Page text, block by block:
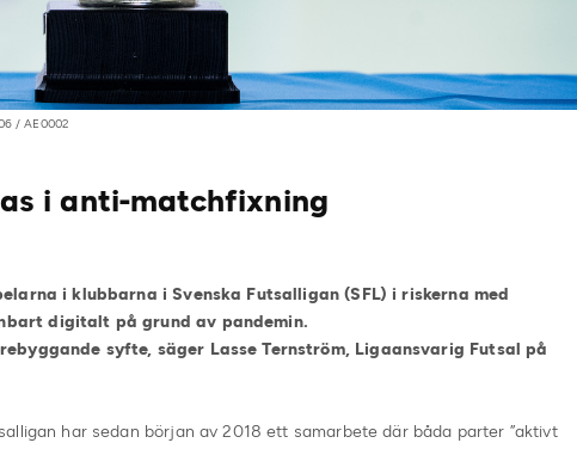
/ AE0002
i anti-matchfixning
i klubbarna i Svenska Futsalligan (SFL) i riskerna med
digitalt på grund av pandemin.
syfte, säger Lasse Ternström, Ligaansvarig Futsal på
har sedan början av 2018 ett samarbete där båda parter ”aktivt